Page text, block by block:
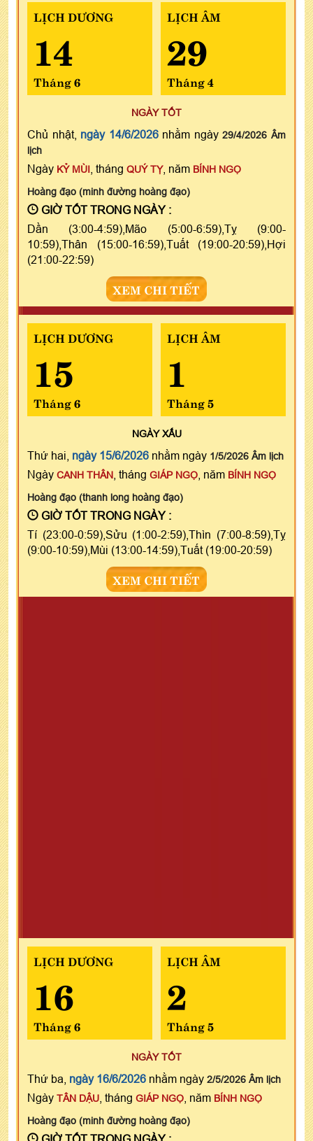
LỊCH DƯƠNG
14
Tháng 6
LỊCH ÂM
29
Tháng 4
NGÀY TỐT
Chủ nhật, ngày 14/6/2026nhằm ngày29/4/2026 Âm
lịch
Ngày KỶ MÙI , tháng QUÝ TỴ, năm BÍNH NGỌ
Hoàng đạo (minh đường hoàng đạo)
GIỜ TỐT TRONG NGÀY :
Dần (3:00-4:59),Mão (5:00-6:59),Tỵ (9:00-
10:59),Thân (15:00-16:59),Tuất (19:00-20:59),Hợi
(21:00-22:59)
XEM CHI TIẾT
LỊCH DƯƠNG
15
Tháng 6
LỊCH ÂM
1
Tháng 5
NGÀYXẤU
Thứ hai, ngày 15/6/2026 nhằm ngày 1/5/2026 Âm lịch
Ngày CANH THÂN , tháng GIÁP NGỌ , năm BÍNH NGỌ
Hoàng đạo (thanh long hoàng đạo)
GIỜ TỐT TRONG NGÀY :
Tí (23:00-0:59),Sửu (1:00-2:59),Thìn (7:00-8:59),Tỵ
(9:00-10:59),Mùi (13:00-14:59),Tuất (19:00-20:59)
XEM CHI TIẾT
LỊCH DƯƠNG
16
Tháng 6
LỊCH ÂM
2
Tháng 5
NGÀY TỐT
Thứ ba, ngày 16/6/2026 nhằm ngày 2/5/2026 Âm lịch
Ngày TÂN DẬU , tháng GIÁP NGỌ , năm BÍNH NGỌ
Hoàng đạo (minh đường hoàng đạo)